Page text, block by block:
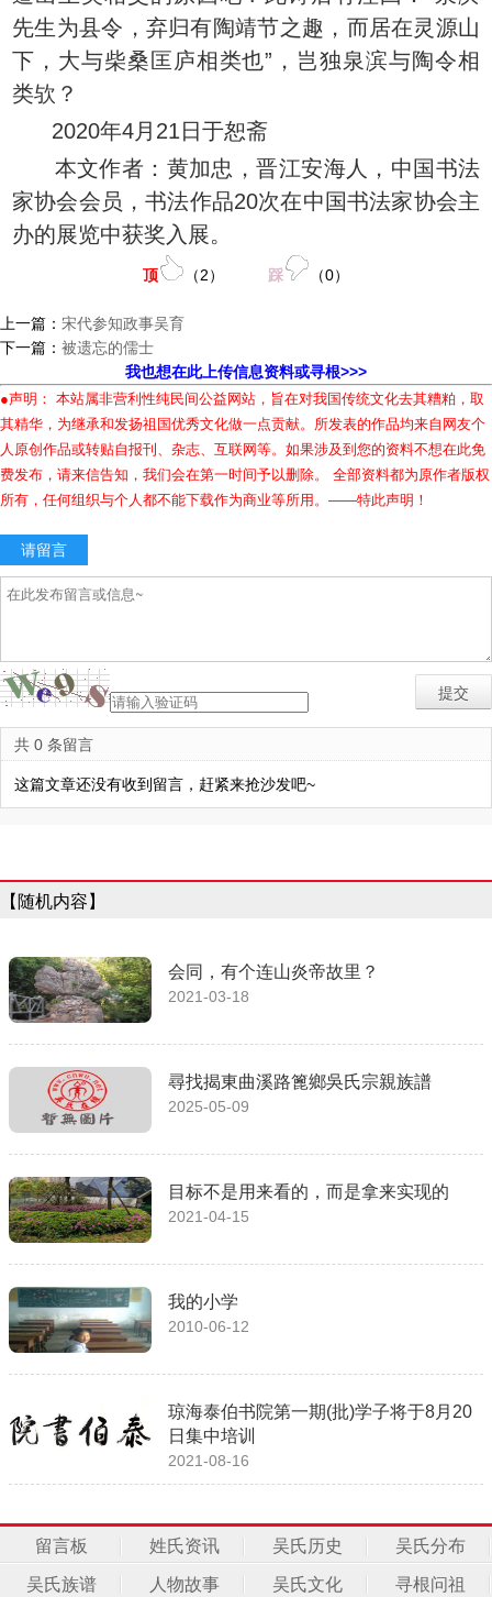
先生为县令，弃归有陶靖节之趣，而居在灵源山
下，大与柴桑匡庐相类也”，岂独泉滨与陶令相
类欤？
2020年4月21日于恕斋
本文作者：黄加忠，晋江安海人，中国书法
家协会会员，书法作品20次在中国书法家协会主
办的展览中获奖入展。
顶 （2） 踩 （0）
上一篇： 宋代参知政事吴育
下一篇： 被遗忘的儒士
我也想在此上传信息资料或寻根>>>
●声明： 本站属非营利性纯民间公益网站，旨在对我国传统文化去其糟粕，取
其精华，为继承和发扬祖国优秀文化做一点贡献。所发表的作品均来自网友个
人原创作品或转贴自报刊、杂志、互联网等。如果涉及到您的资料不想在此免
费发布，请来信告知，我们会在第一时间予以删除。 全部资料都为原作者版权
所有，任何组织与个人都不能下载作为商业等所用。——特此声明！
请留言
共 0 条留言
这篇文章还没有收到留言，赶紧来抢沙发吧~
【随机内容】
会同，有个连山炎帝故里？
2021-03-18
尋找揭東曲溪路篦鄉吳氏宗親族譜
2025-05-09
目标不是用来看的，而是拿来实现的
2021-04-15
我的小学
2010-06-12
琼海泰伯书院第一期(批)学子将于8月20
日集中培训
2021-08-16
留言板 姓氏资讯 吴氏历史 吴氏分布
吴氏族谱 人物故事 吴氏文化 寻根问祖